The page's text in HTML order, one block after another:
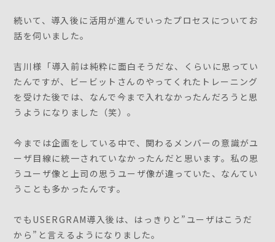
続いて、導入後に活用が進んでいったプロセスについてお
話を伺いました。
吉川様「導入前は純粋に面白そうだな、くらいに思ってい
たんですが、ビービットさんのやってくれたトレーニング
を受けた後では、なんで今まで入れなかったんだろうと思
うようになりました（笑）。
今までは企画をしている中で、関わるメンバーの意識がユ
ーザ目線に統一されていなかったんだと思います。私の思
うユーザ像と上司の思うユーザ像が違っていた、なんてい
うことも多かったんです。
でもUSERGRAM導入後は、はっきりと”ユーザはこうだ
から”と言えるようになりました。